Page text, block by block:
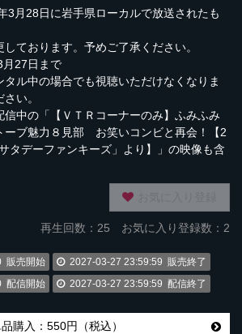
3月28日に岩手県ローカルで放送されたも
ております。予めご了承ください。
27日まで
ル中の場合でも視聴いただけなくなりま
い。
中の「【ＶＴＲコーナーのみ】ふみふみ
ーブ魅力８見部 お笑いコンビと再会！【2
タデーファンキーズ」より】」の映像も含
再生回数： 25 お気に入り登録数：2
販売開始 2027-03-27 23:59:59 販売終了
配信開始 2027-03-27 23:59:59 配信終了
購入：550円（税込）